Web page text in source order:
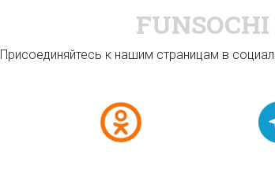
FUNSOCHI
Присоединяйтесь к нашим страницам в